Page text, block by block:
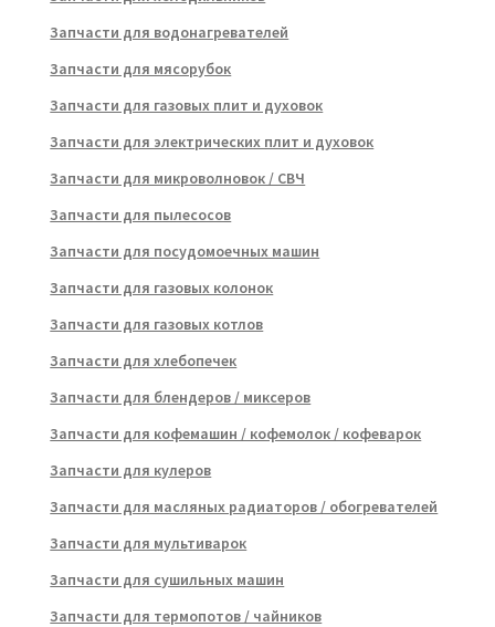
Запчасти для водонагревателей
Запчасти для мясорубок
Запчасти для газовых плит и духовок
Запчасти для электрических плит и духовок
Запчасти для микроволновок / СВЧ
Запчасти для пылесосов
Запчасти для посудомоечных машин
Запчасти для газовых колонок
Запчасти для газовых котлов
Запчасти для хлебопечек
Запчасти для блендеров / миксеров
Запчасти для кофемашин / кофемолок / кофеварок
Запчасти для кулеров
Запчасти для масляных радиаторов / обогревателей
Запчасти для мультиварок
Запчасти для сушильных машин
Запчасти для термопотов / чайников